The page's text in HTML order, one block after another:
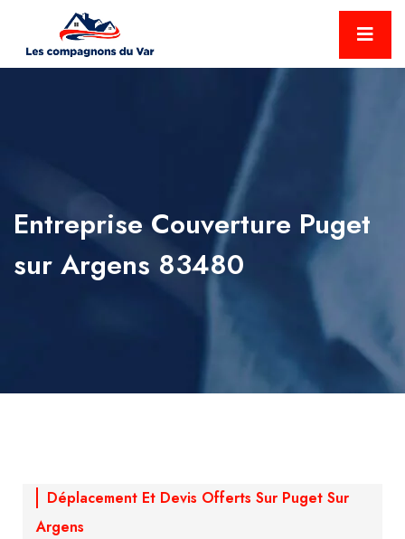
Entreprise Couverture Puget
sur Argens 83480
Déplacement Et Devis Offerts Sur Puget Sur
Argens